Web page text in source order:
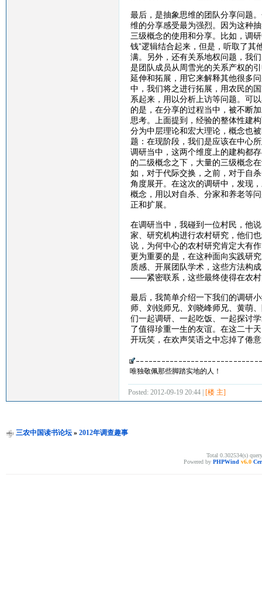
最后，是抽象思维的团队分享问题
维的分享感受最为强烈。因为这种
三级概念的使用和分享。比如，调
钱”逻辑结合起来，但是，听取了其
满。另外，还有关系地权问题，我
是团队成员从周雪光的关系产权的
延伸和拓展，用它来解释其他很多
中，我们将之进行拓展，用农民的
系起来，用以分析上访等问题。可
的是，在分享的过程当中，被不断
思考。上面提到，经验的整体性建
分为中层理论和宏大理论，概念也
题：在现阶段，我们是应该在中心
调研当中，这两个维度上的建构都
的二级概念之下，大量的三级概念
如，对于代际交换，之前，对于自
角度展开。在这次的调研中，发现
概念，用以对自杀、分家和养老等
正和扩展。
在调研当中，我碰到一位村民，他
家、研究机构进行农村研究，他们
说，为何中心的农村研究肯定大有
更为重要的是，在这种面向实践研
质感、开展团队学术，这些方法构
——紧密联系，这些最终使得在农
最后，我简单介绍一下我们的调研
师、刘锐师兄、刘晓峰师兄、黄萌
们一起调研、一起吃饭、一起探讨
了值得珍重一生的友谊。在这二十
开玩笑，在欢声笑语之中忘掉了倦
唯独敬佩那些脚踏实地的人！
Posted: 2012-09-19 20:44 | [楼 主]
三农中国读书论坛» 2012年调查趣事
Total 0.302534(s)
Powered by PHPWind v6.0